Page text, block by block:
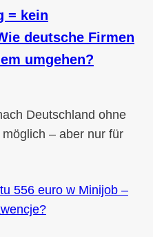
= kein
deutsche Firmen
umgehen?
Deutschland ohne
– aber nur für